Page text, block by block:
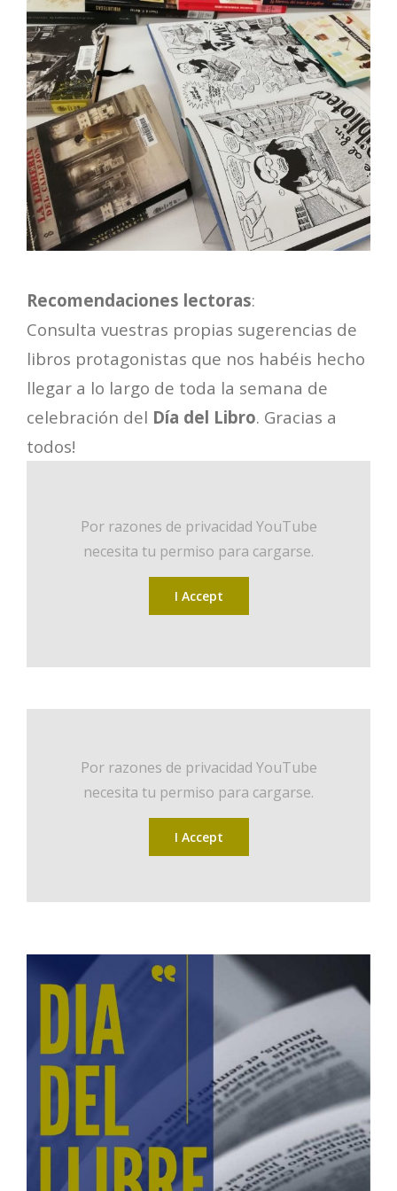
Recomendaciones lectoras:
Consulta vuestras propias sugerencias de
libros protagonistas que nos habéis hecho
llegar a lo largo de toda la semana de
celebración del Día del Libro. Gracias a
todos!
Por razones de privacidad YouTube
necesita tu permiso para cargarse.
I Accept
Por razones de privacidad YouTube
necesita tu permiso para cargarse.
I Accept